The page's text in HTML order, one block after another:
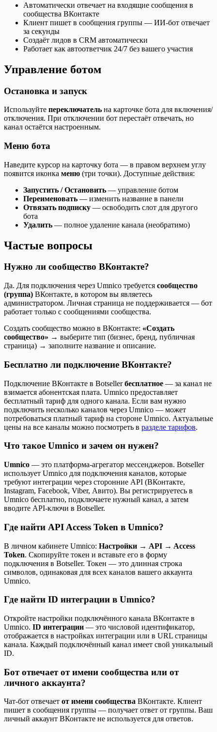
Автоматически отвечает на входящие сообщения в
сообщества ВКонтакте
Клиент пишет в сообщения группы — ИИ-бот отвечает
за секунды
Создаёт лидов в CRM автоматически
Работает как автоответчик 24/7 без вашего участия
Управление ботом
Остановка и запуск
Используйте переключатель на карточке бота для включения/
отключения. При отключении бот перестаёт отвечать, но
канал остаётся настроенным.
Меню бота
Наведите курсор на карточку бота — в правом верхнем углу
появится иконка меню (три точки). Доступные действия:
Запустить / Остановить — управление ботом
Переименовать — изменить название в панели
Отвязать подписку — освободить слот для другого
бота
Удалить — полное удаление канала (необратимо)
Частые вопросы
Нужно ли сообщество ВКонтакте?
Да. Для подключения через Umnico требуется сообщество
(группа) ВКонтакте, в котором вы являетесь
администратором. Личная страница не поддерживается — бот
работает только с сообщениями сообщества.
Создать сообщество можно в ВКонтакте: «Создать
сообщество» → выберите тип (бизнес, бренд, публичная
страница) → заполните название и описание.
Бесплатно ли подключение ВКонтакте?
Подключение ВКонтакте в Botsellerбесплатное — за канал не
взимается абонентская плата. Umnico предоставляет
бесплатный тариф для одного канала. Если вам нужно
подключить несколько каналов через Umnico — может
потребоваться платный тариф на стороне Umnico. Актуальные
цены на все каналы можно посмотреть в разделе тарифов.
Что такое Umnico и зачем он нужен?
Umnico — это платформа-агрегатор мессенджеров. Botseller
использует Umnico для подключения каналов, которые
требуют интеграции через сторонние API (ВКонтакте,
Instagram, Facebook, Viber, Авито). Вы регистрируетесь в
Umnico бесплатно, подключаете нужный канал, а затем
вводите API-ключи в Botseller.
Где найти API Access Token в Umnico?
В личном кабинете Umnico: Настройки → API → Access
Token. Скопируйте токен и вставьте его в форму
подключения в Botseller. Токен — это длинная строка
символов, одинаковая для всех каналов вашего аккаунта
Umnico.
Где найти ID интеграции в Umnico?
Откройте настройки подключённого канала ВКонтакте в
Umnico. ID интеграции — это числовой идентификатор,
отображается в настройках интеграции или в URL страницы
канала. Каждый подключённый канал имеет свой уникальный
ID.
Бот отвечает от имени сообщества или от
личного аккаунта?
Чат-бот отвечает от имени сообщества ВКонтакте. Клиент
пишет в сообщения группы — получает ответ от группы. Ваш
личный аккаунт ВКонтакте не используется для ответов.